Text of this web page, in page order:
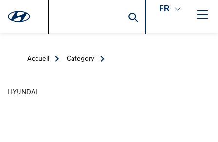
FR
Accueil Category
HYUNDAI